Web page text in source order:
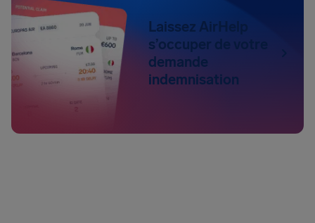
Laissez AirHelp
s’occuper de votre
demande
indemnisation